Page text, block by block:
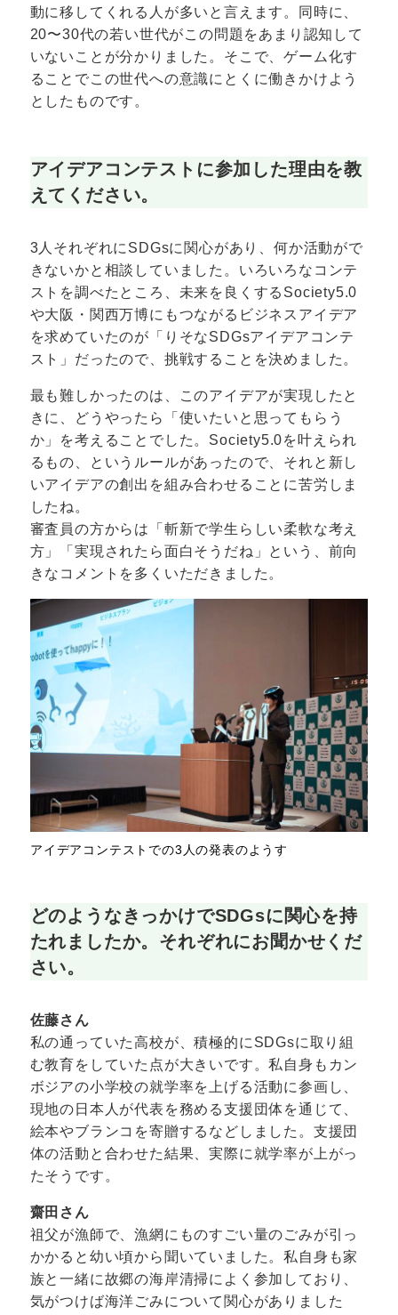
動に移してくれる人が多いと言えます。同時に、
20〜30代の若い世代がこの問題をあまり認知して
いないことが分かりました。そこで、ゲーム化す
ることでこの世代への意識にとくに働きかけよう
としたものです。
アイデアコンテストに参加した理由を教
えてください。
3人それぞれにSDGsに関心があり、何か活動がで
きないかと相談していました。いろいろなコンテ
ストを調べたところ、未来を良くするSociety5.0
や大阪・関西万博にもつながるビジネスアイデア
を求めていたのが「りそなSDGsアイデアコンテ
スト」だったので、挑戦することを決めました。
最も難しかったのは、このアイデアが実現したと
きに、どうやったら「使いたいと思ってもらう
か」を考えることでした。Society5.0を叶えられ
るもの、というルールがあったので、それと新し
いアイデアの創出を組み合わせることに苦労しま
したね。
審査員の方からは「斬新で学生らしい柔軟な考え
方」「実現されたら面白そうだね」という、前向
きなコメントを多くいただきました。
アイデアコンテストでの3人の発表のようす
どのようなきっかけでSDGsに関心を持
たれましたか。それぞれにお聞かせくだ
さい。
佐藤さん
私の通っていた高校が、積極的にSDGsに取り組
む教育をしていた点が大きいです。私自身もカン
ボジアの小学校の就学率を上げる活動に参画し、
現地の日本人が代表を務める支援団体を通じて、
絵本やブランコを寄贈するなどしました。支援団
体の活動と合わせた結果、実際に就学率が上がっ
たそうです。
齋田さん
祖父が漁師で、漁網にものすごい量のごみが引っ
かかると幼い頃から聞いていました。私自身も家
族と一緒に故郷の海岸清掃によく参加しており、
気がつけば海洋ごみについて関心がありました